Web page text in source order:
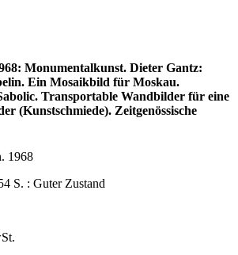
Monumentalkunst. Dieter Gantz:
Ein Mosaikbild für Moskau.
Transportable Wandbilder für eine
(Kunstschmiede). Zeitgenössische
1968
S. : Guter Zustand